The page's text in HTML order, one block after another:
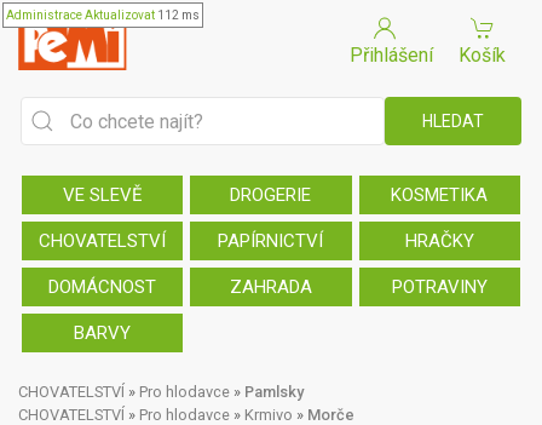
AdministraceAktualizovat 112 ms
Přihlášení Košík
VE SLEVĚ DROGERIE KOSMETIKA
CHOVATELSTVÍ PAPÍRNICTVÍ HRAČKY
DOMÁCNOST ZAHRADA POTRAVINY
BARVY
CHOVATELSTVÍ » Pro hlodavce » Pamlsky
CHOVATELSTVÍ » Pro hlodavce » Krmivo » Morče